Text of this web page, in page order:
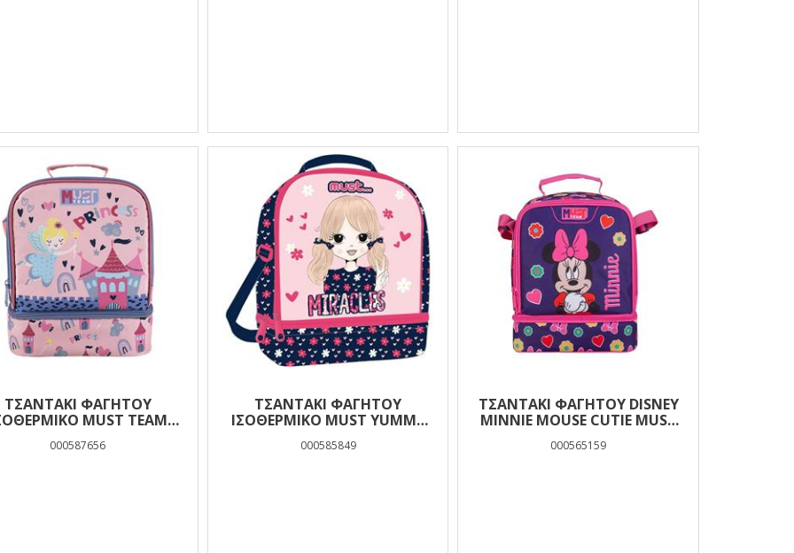
ΤΣΑΝΤΆΚΙ ΦΑΓΗΤΟΎ
MUST TEAM
000587656
ΤΣΑΝΤΆΚΙ ΦΑΓΗΤΟΎ
ΙΣΟΘΕΡΜΙΚΌ MUST YUMMY
000585849
ΤΣΑΝΤΆΚΙ ΦΑΓΗΤΟΎ DISNEY
MINNIE MOUSE CUTIE MUST
000565159